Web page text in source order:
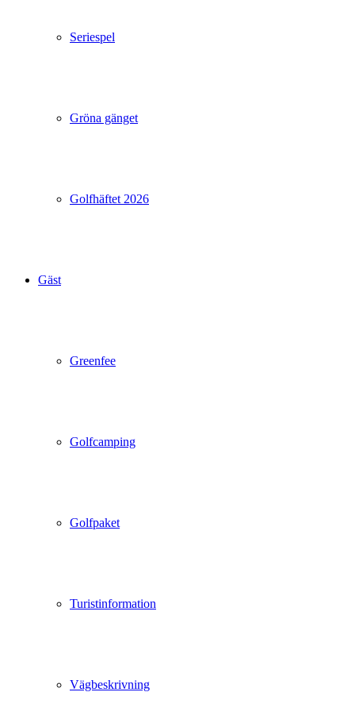
Seriespel
Gröna gänget
Golfhäftet 2026
Gäst
Greenfee
Golfcamping
Golfpaket
Turistinformation
Vägbeskrivning